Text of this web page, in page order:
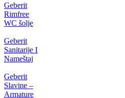
Geberit
Rimfree
WC šolje
Geberit
Sanitarije I
Nameštaj
Geberit
Slavine –
Armature